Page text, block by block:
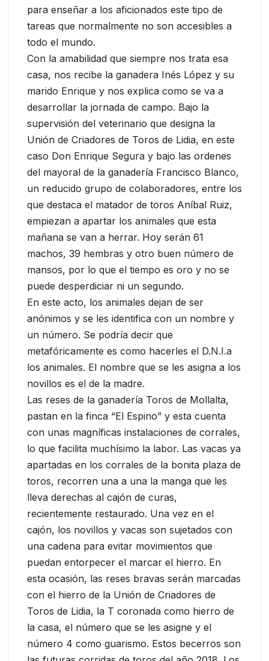
para enseñar a los aficionados este tipo de
tareas que normalmente no son accesibles a
todo el mundo.
Con la amabilidad que siempre nos trata esa
casa, nos recibe la ganadera Inés López y su
marido Enrique y nos explica como se va a
desarrollar la jornada de campo. Bajo la
supervisión del veterinario que designa la
Unión de Criadores de Toros de Lidia, en este
caso Don Enrique Segura y bajo las ordenes
del mayoral de la ganadería Francisco Blanco,
un reducido grupo de colaboradores, entre los
que destaca el matador de toros Aníbal Ruiz,
empiezan a apartar los animales que esta
mañana se van a herrar. Hoy serán 61
machos, 39 hembras y otro buen número de
mansos, por lo que el tiempo es oro y no se
puede desperdiciar ni un segundo.
En este acto, los animales dejan de ser
anónimos y se les identifica con un nombre y
un número. Se podría decir que
metafóricamente es como hacerles el D.N.I.a
los animales. El nombre que se les asigna a los
novillos es el de la madre.
Las reses de la ganadería Toros de Mollalta,
pastan en la finca “El Espino” y esta cuenta
con unas magníficas instalaciones de corrales,
lo que facilita muchísimo la labor. Las vacas ya
apartadas en los corrales de la bonita plaza de
toros, recorren una a una la manga que les
lleva derechas al cajón de curas,
recientemente restaurado. Una vez en el
cajón, los novillos y vacas son sujetados con
una cadena para evitar movimientos que
puedan entorpecer el marcar el hierro. En
esta ocasión, las reses bravas serán marcadas
con el hierro de la Unión de Criadores de
Toros de Lidia, la T coronada como hierro de
la casa, el número que se les asigne y el
número 4 como guarismo. Estos becerros son